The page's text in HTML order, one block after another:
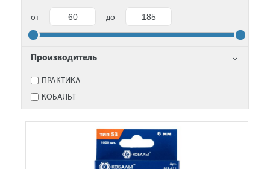
от до
Производитель
ПРАКТИКА
КОБАЛЬТ